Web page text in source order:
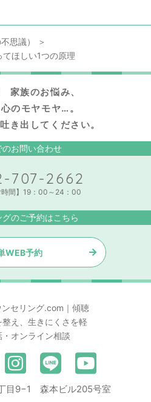
思議）
てほしい1つの原理
族のお悩み、
のモヤモヤ…。
き出してください。
のお問い合わせ
707-2662
時間】19：00～24：00
のご予約はこちら
WEB予約
目9−1 森本ビル205号室